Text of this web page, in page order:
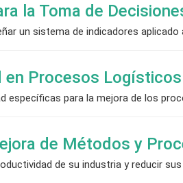
la Toma de
un sistema de indicadores
en Procesos Logísticos
específicas para la mejora de los
de Métodos y
de su industria y reducir